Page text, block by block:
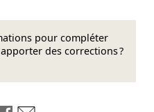
pour compléter
des corrections ?